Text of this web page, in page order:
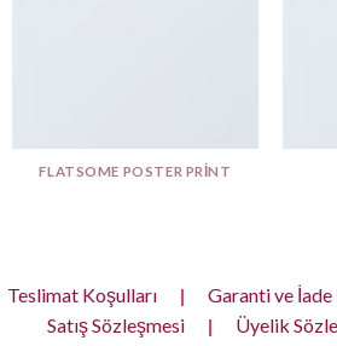
FLATSOME POSTER PRINT
Teslimat Koşulları | Garanti ve İade
Satış Sözleşmesi
| Üyelik